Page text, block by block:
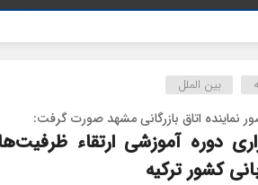
بین الملل
نماینده اتاق بازرگانی مشهد صورت گرفت:
دوره آموزشی ارتقاء
کشور ترکیه